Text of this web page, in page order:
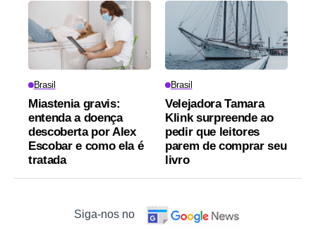
Brasil
Miastenia gravis:
entenda a doença
descoberta por Alex
Escobar e como ela é
tratada
Brasil
Velejadora Tamara
Klink surpreende ao
pedir que leitores
parem de comprar seu
livro
Siga-nos no